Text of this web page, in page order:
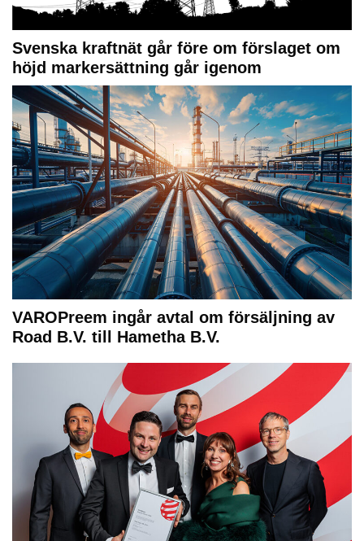
Svenska kraftnät går före om förslaget om
höjd markersättning går igenom
VAROPreem ingår avtal om försäljning av
Road B.V. till Hametha B.V.